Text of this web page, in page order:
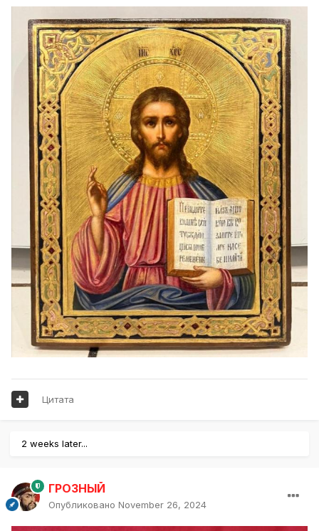
Цитата
2 weeks later...
ГРОЗНЫЙ
Опубликовано November 26, 2024